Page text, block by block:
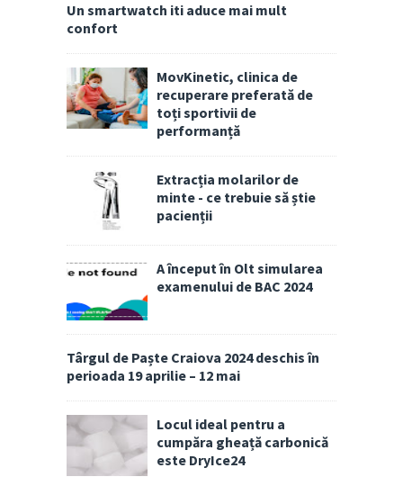
Un smartwatch iti aduce mai mult
confort
MovKinetic, clinica de
recuperare preferată de
toți sportivii de
performanță
Extracția molarilor de
minte - ce trebuie să știe
pacienții
A început în Olt simularea
examenului de BAC 2024
Târgul de Paște Craiova 2024 deschis în
perioada 19 aprilie – 12 mai
Locul ideal pentru a
cumpăra gheață carbonică
este DryIce24